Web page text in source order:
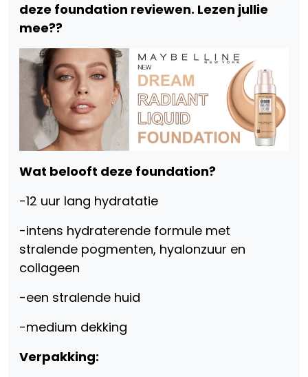
deze foundation reviewen. Lezen jullie
mee??
Wat belooft deze foundation?
-12 uur lang hydratatie
-intens hydraterende formule met
stralende pogmenten, hyalonzuur en
collageen
-een stralende huid
-medium dekking
Verpakking: